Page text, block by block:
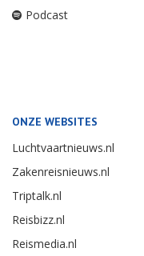
Podcast
ONZE WEBSITES
Luchtvaartnieuws.nl
Zakenreisnieuws.nl
Triptalk.nl
Reisbizz.nl
Reismedia.nl